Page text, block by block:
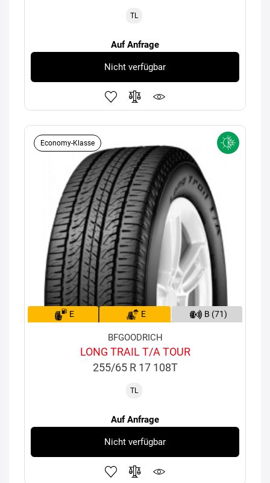
TL
Auf Anfrage
Nicht verfügbar
Economy-Klasse
E E B (71)
BFGOODRICH
LONG TRAIL T/A TOUR
255/65 R 17 108T
TL
Auf Anfrage
Nicht verfügbar